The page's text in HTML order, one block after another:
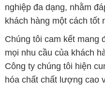
nghiệp đa dạng, nhằm
khách hàng một cách tốt
Chúng tôi cam kết mang
mọi nhu cầu của khách
Công ty chúng tôi hiện
hóa chất chất lượng cao